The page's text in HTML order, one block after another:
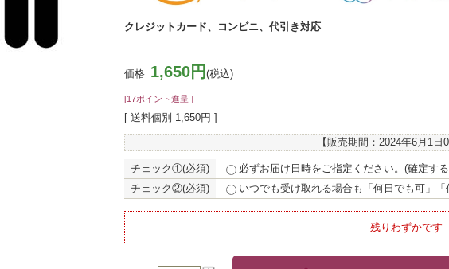
クレジットカード、コンビニ、代引き対応
価格 1,650円 (税込)
[17ポイント進呈 ]
[ 送料個別 1,650円 ]
【販売期間： 2024年6月1日
チェック①(必須)
必ずお届け日時をご指定ください。(確定す
チェック②(必須)
いつでも受け取れる場合も「何日でも可」
残りわずかです